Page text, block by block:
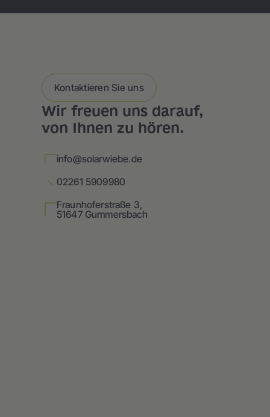
Kontaktieren Sie uns
Wir freuen uns darauf,
von Ihnen zu hören.
info@solarwiebe.de
02261 5909980
Fraunhoferstraße 3,
51647 Gummersbach